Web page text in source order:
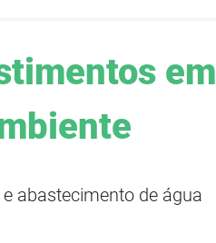
em
abastecimento de água